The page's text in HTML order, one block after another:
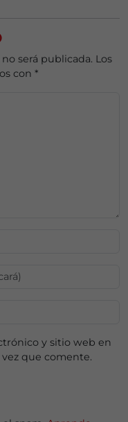
será publicada. Los
con *
y sitio web en
que comente.